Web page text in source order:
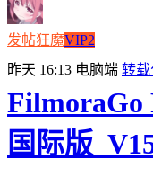
发帖狂魔VIP2
昨天 16:13 电脑端 转
FilmoraGo
国际版